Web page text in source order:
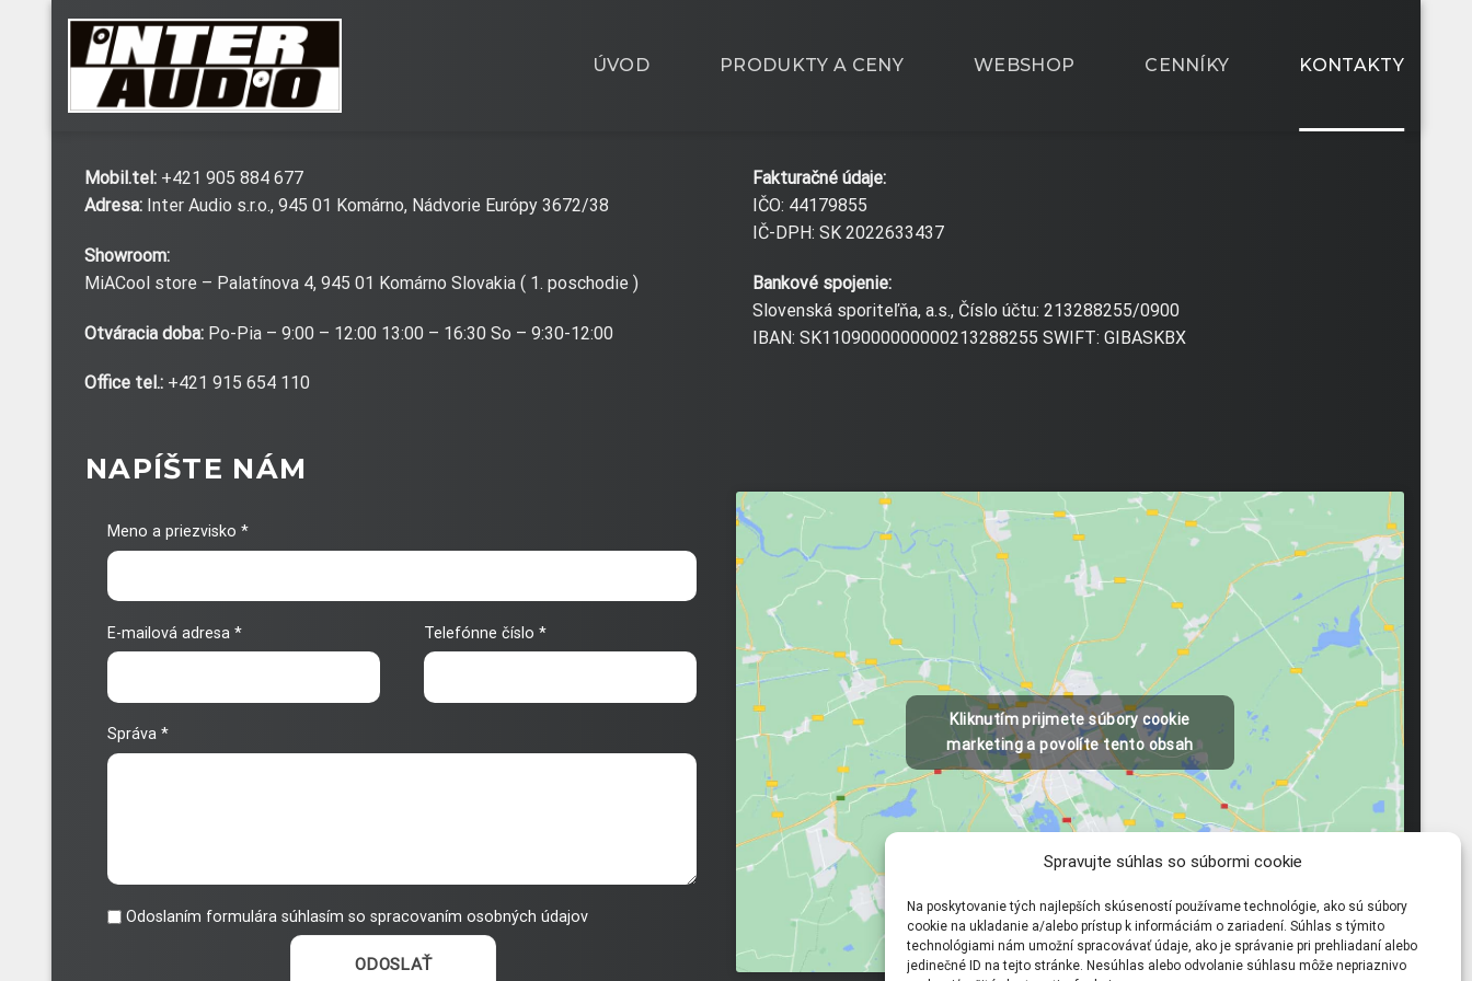
Spravujte súhlas so súbormi cookie
Na poskytovanie tých najlepších skúseností používame technológie, ako sú súbory
cookie na ukladanie a/alebo prístup k informáciám o zariadení. Súhlas s týmito
technológiami nám umožní spracovávať údaje, ako je správanie pri prehliadaní alebo
jedinečné ID na tejto stránke. Nesúhlas alebo odvolanie súhlasu môže nepriaznivo
Skip
content
ÚVOD PRODUKTY A CENY WEBSHOP CENNÍKY KONTAKTY
Mobil.tel: +421 905 884 677
Adresa: Inter Audio s.r.o., 945 01 Komárno, Nádvorie Európy 3672/38
Showroom:
MiACool store – Palatínova 4, 945 01 Komárno Slovakia ( 1. poschodie )
Otváracia doba: Po-Pia – 9:00 – 12:00 13:00 – 16:30 So – 9:30-12:00
Office tel.: +421 915 654 110
Fakturačné údaje:
IČO: 44179855
IČ-DPH: SK 2022633437
Bankové spojenie:
Slovenská sporiteľňa, a.s., Číslo účtu: 213288255/0900
IBAN: SK1109000000000213288255 SWIFT: GIBASKBX
NAPÍŠTE NÁM
Meno a priezvisko *
E-mailová adresa * Telefónne číslo *
Správa *
Odoslaním formulára súhlasím so spracovaním osobných údajov
Kliknutím prijmete súbory cookie
marketing a povolíte tento obsah